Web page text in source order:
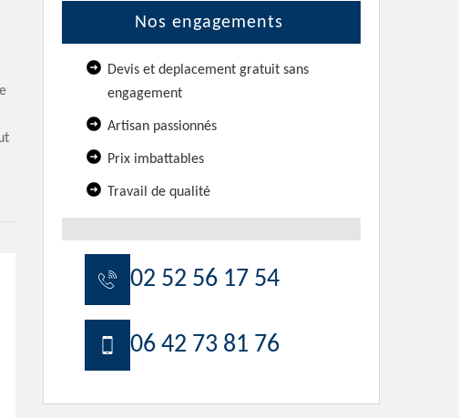
Nos engagements
Devis et deplacement gratuit sans
engagement
Artisan passionnés
Prix imbattables
Travail de qualité
02 52 56 17 54
06 42 73 81 76